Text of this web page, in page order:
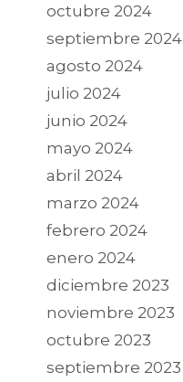
octubre 2024
septiembre 2024
agosto 2024
julio 2024
junio 2024
mayo 2024
abril 2024
marzo 2024
febrero 2024
enero 2024
diciembre 2023
noviembre 2023
octubre 2023
septiembre 2023